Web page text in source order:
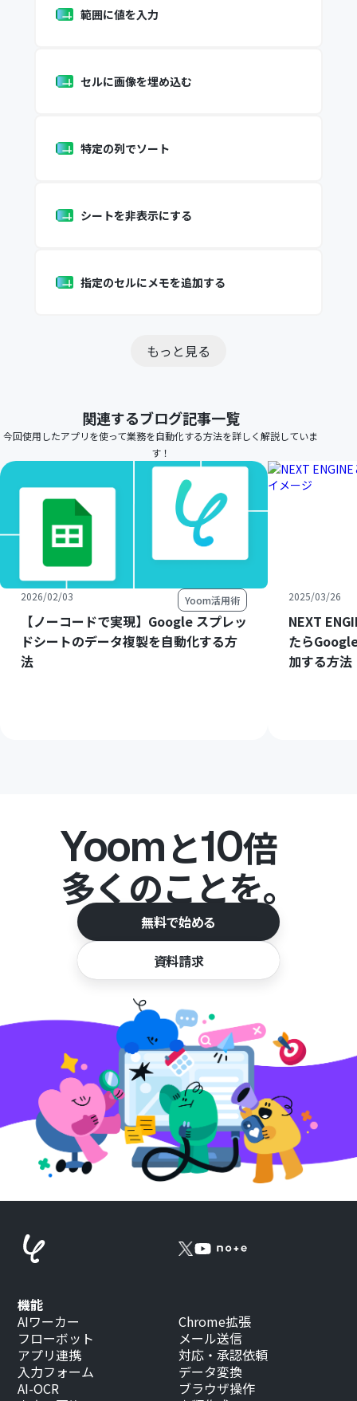
範囲に値を入力
セルに画像を埋め込む
特定の列でソート
シートを非表示にする
指定のセルにメモを追加する
もっと見る
関連するブログ記事一覧
今回使用したアプリを使って業務を自動化する方法を詳しく解説していま
す！
2026/02/03 Yoom活用術
【ノーコードで実現】Google スプレッ
ドシートのデータ複製を自動化する方
法
2025/03/26
NEXT
たら
加する方法
Yoomと10倍
多くのことを。
無料で始める
資料請求
機能
AIワーカー
フローボット
アプリ連携
入力フォーム
AI-OCR
Chrome拡張
メール送信
対応・承認依頼
データ変換
ブラウザ操作